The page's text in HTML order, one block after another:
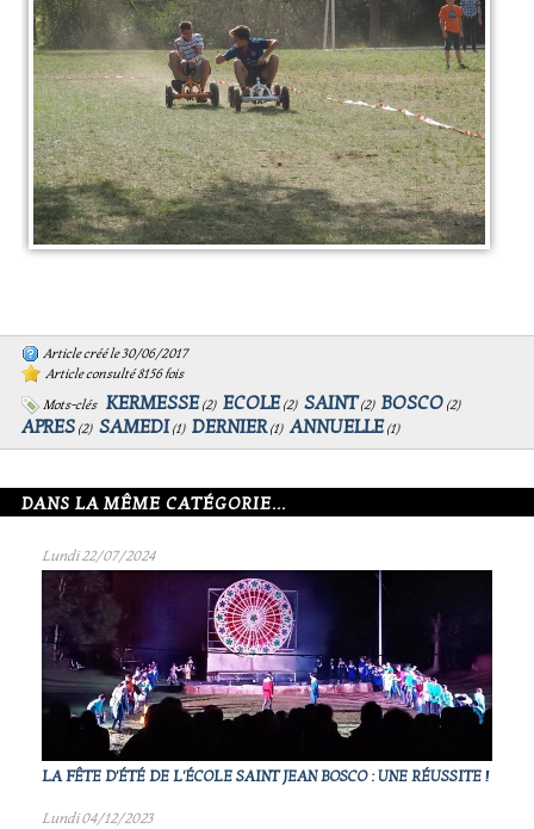
Article créé le 30/06/2017
Article consulté 8156 fois
Mots-clés
KERMESSE (2) ECOLE (2) SAINT (2) BOSCO (2)
APRES (2) SAMEDI (1) DERNIER(1) ANNUELLE (1)
DANS LA MÊME CATÉGORIE...
Lundi 22/07/2024
LA FÊTE D'ÉTÉ DE L'ÉCOLE SAINT JEAN BOSCO : UNE RÉUSSITE !
Lundi 04/12/2023